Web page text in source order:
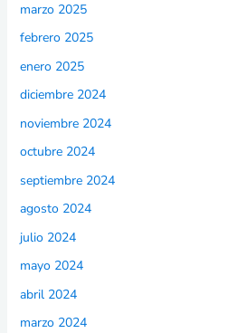
marzo 2025
febrero 2025
enero 2025
diciembre 2024
noviembre 2024
octubre 2024
septiembre 2024
agosto 2024
julio 2024
mayo 2024
abril 2024
marzo 2024